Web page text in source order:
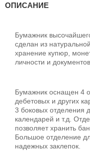
ОПИСАНИЕ
Бумажник
сделан из
хранение купюр,
личности и
Бумажник оснащен 4
дебетовых и других
3 боковых отделения
календарей и т.д.
позволяет хранить
Большое отделение
надежных заклепок.